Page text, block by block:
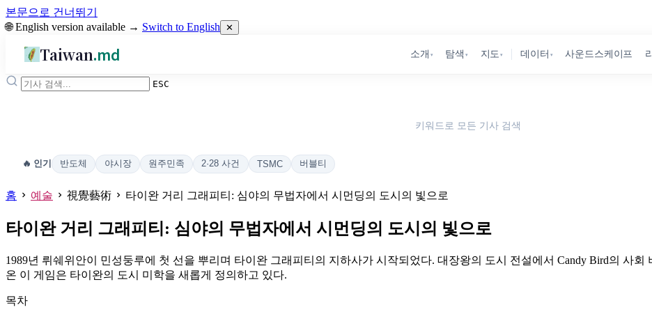
본문으로 건너뛰기
🌐 English version available → Switch to English ✕
Taiwan.md 소개 ▾ 탐색 ▾ 지도 ▾ 데이터 ▾ 사운드스케이프
ESC
키워드로 모든 기사 검색
🔥 인기 반도체 야시장 원주민족 2·28 사건 TSMC 버블티
홈 예술 視覺藝術 타이완 거리 그래피티: 심야의 무법자에서 시먼딩의 도시의 빛으로
타이완 거리 그래피티: 심야의 무법자에서 시먼딩의 도시의 빛으로
1989년 뤼쉐위안이 민성둥루에 첫 선을 뿌리며 타이완 그래피티의 지하사가 시작되었다. 대장왕의 도시 전설에서 Candy Bird의 사
온 이 게임은 타이완의 도시 미학을 새롭게 정의하고 있다.
목차